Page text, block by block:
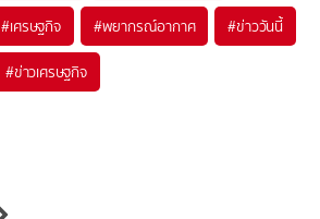
#เศรษฐกิจ #พยากรณ์อากาศ #ข่าววันนี้
#ข่าวเศรษฐกิจ